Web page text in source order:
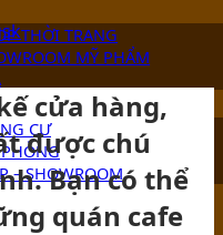
THỜI TRANG
MỸ PHẨM
CƯ
– SHOWROOM
cửa hàng,
được chú
Bạn có thể
quán cafe